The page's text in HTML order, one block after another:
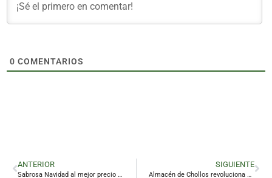
0 COMENTARIOS
ANTERIOR
Sabrosa Navidad al mejor precio en el mercado de abastos de Linares
SIGUIENTE
Almacén de Chollos revoluciona Linares con la primera tienda que vende devoluciones de Amazon